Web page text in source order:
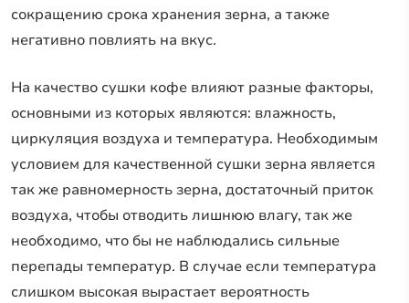
сокращению срока хранения зерна, а также
негативно повлиять на вкус.
На качество сушки кофе влияют разные факторы,
основными из которых являются: влажность,
циркуляция воздуха и температура. Необходимым
условием для качественной сушки зерна является
так же равномерность зерна, достаточный приток
воздуха, чтобы отводить лишнюю влагу, так же
необходимо, что бы не наблюдались сильные
перепады температур. В случае если температура
слишком высокая вырастает вероятность